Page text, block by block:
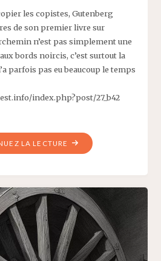
les copistes, Gutenberg
de son premier livre sur
n’est pas simplement une
bords noircis, c’est surtout la
parfois pas eu beaucoup le temps
index.php?post/27_b42
LA LECTURE
"LES
VEAUX
B42"